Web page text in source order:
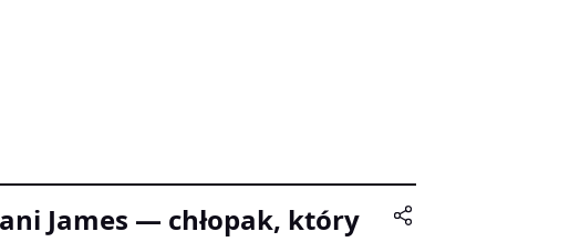
James — chłopak, który